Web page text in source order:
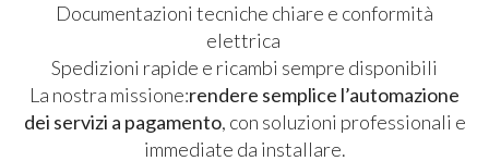
Documentazioni tecniche chiare e conformità
elettrica
Spedizioni rapide e ricambi sempre disponibili
La nostra missione:rendere semplice l’automazione
dei servizi a pagamento, con soluzioni professionali e
immediate da installare.